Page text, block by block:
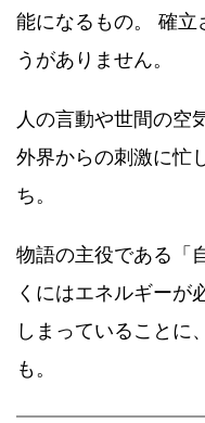
能になるもの。 確立
うがありません。
人の言動や世間の空
外界からの刺激に忙
ち。
物語の主役である「
くにはエネルギーが
しまっていることに
も。